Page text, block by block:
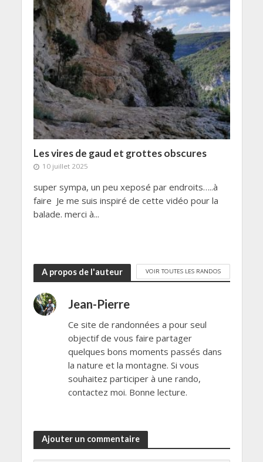
Les vires de gaud et grottes obscures
10 juillet 2025
super sympa, un peu xeposé par endroits…..à
faire Je me suis inspiré de cette vidéo pour la
balade. merci à...
A propos de l'auteur VOIR TOUTES LES RANDOS
Jean-Pierre
Ce site de randonnées a pour seul
objectif de vous faire partager
quelques bons moments passés dans
la nature et la montagne. Si vous
souhaitez participer à une rando,
contactez moi. Bonne lecture.
Ajouter un commentaire